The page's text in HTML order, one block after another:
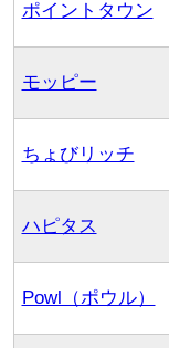
ポイントタウン
モッピー
ちょびリッチ
ハピタス
Powl（ポウル）